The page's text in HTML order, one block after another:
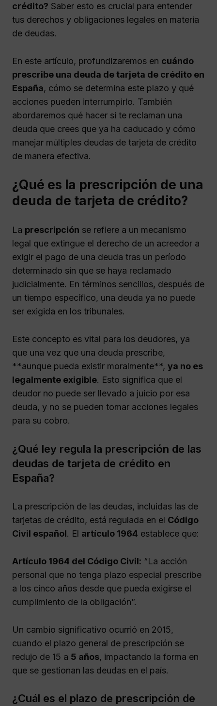
crédito? Saber esto es crucial para entender
tus derechos y obligaciones legales en materia
de deudas.
En este artículo, profundizaremos en cuándo
prescribe una deuda de tarjeta de crédito en
España, cómo se determina este plazo y qué
acciones pueden interrumpirlo. También
abordaremos qué hacer si te reclaman una
deuda que crees que ya ha caducado y cómo
manejar múltiples deudas de tarjeta de crédito
de manera efectiva.
¿Qué es la prescripción de una
deuda de tarjeta de crédito?
La prescripción se refiere a un mecanismo
legal que extingue el derecho de un acreedor a
exigir el pago de una deuda tras un período
determinado sin que se haya reclamado
judicialmente. En términos sencillos, después de
un tiempo específico, una deuda ya no puede
ser exigida en los tribunales.
Este concepto es vital para los deudores, ya
que una vez que una deuda prescribe,
**aunque pueda existir moralmente**, ya no es
legalmente exigible. Esto significa que el
deudor no puede ser llevado a juicio por esa
deuda, y no se pueden tomar acciones legales
para su cobro.
¿Qué ley regula la prescripción de las
deudas de tarjeta de crédito en
España?
La prescripción de las deudas, incluidas las de
tarjetas de crédito, está regulada en el Código
Civil español. El artículo 1964 establece que:
Artículo 1964 del Código Civil: “La acción
personal que no tenga plazo especial prescribe
a los cinco años desde que pueda exigirse el
cumplimiento de la obligación”.
Un cambio significativo ocurrió en 2015,
cuando el plazo general de prescripción se
redujo de 15 a 5 años, impactando la forma en
que se gestionan las deudas en el país.
¿Cuál es el plazo de prescripción de